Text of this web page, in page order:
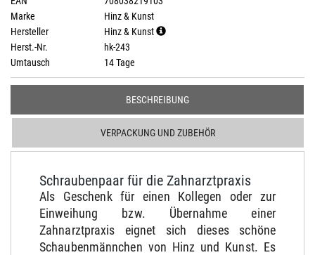
Marke
Hinz & Kunst
Hersteller
Hinz & Kunst
Herst.-Nr.
hk-243
Umtausch
14 Tage
BESCHREIBUNG
VERPACKUNG UND ZUBEHÖR
Schraubenpaar für die Zahnarztpraxis
Als Geschenk für einen Kollegen oder zur
Einweihung bzw. Übernahme einer
Zahnarztpraxis eignet sich dieses schöne
Schaubenmännchen von Hinz und Kunst. Es